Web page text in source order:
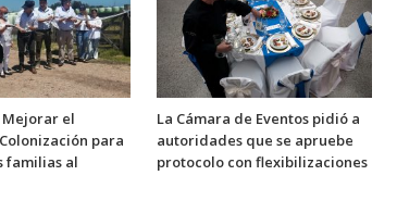
Mejorar el
para
familias al
La Cámara de Eventos pidió a
autoridades que se apruebe
protocolo con flexibilizaciones